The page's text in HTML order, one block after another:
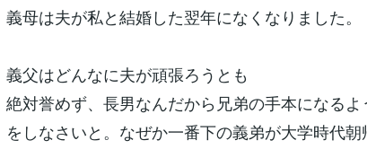
義母は夫が私と結婚した翌年になくなりました。
義父はどんなに夫が頑張ろうとも
絶対誉めず、長男なんだから兄弟の手本になるよ
をしなさいと。なぜか一番下の義弟が大学時代